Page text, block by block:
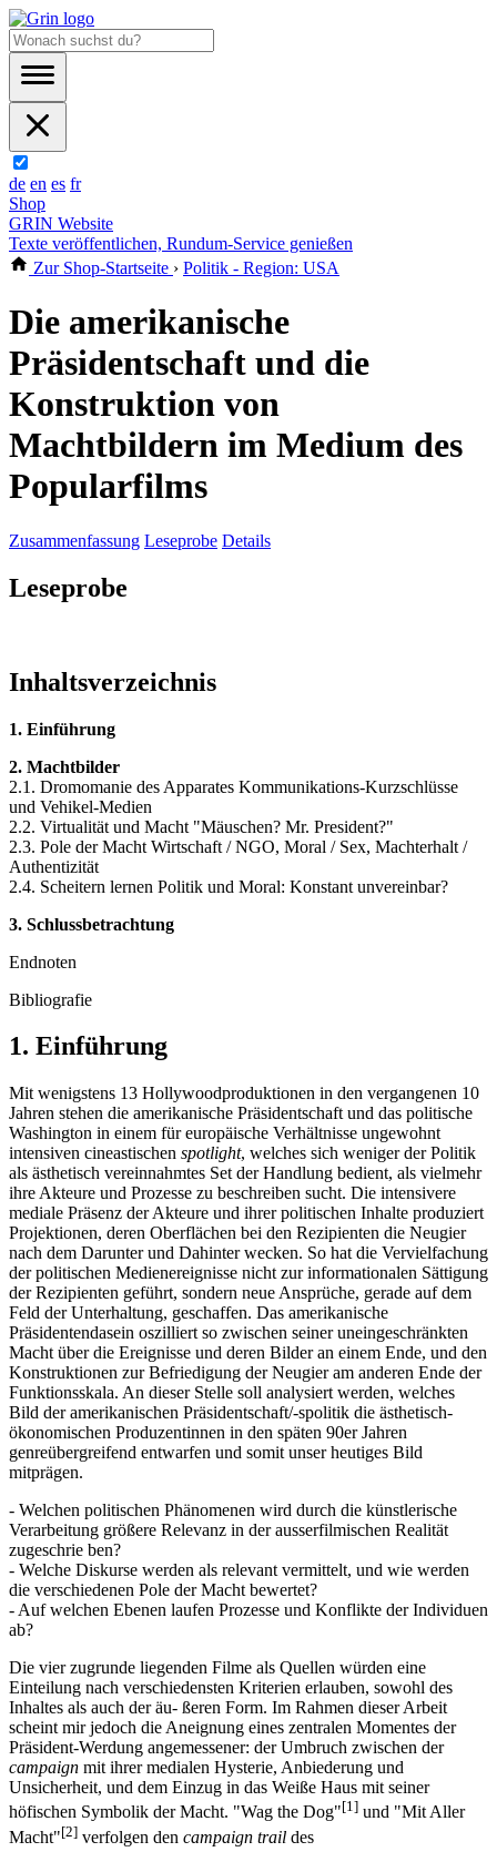
de en es fr
Shop
GRIN Website
Texte veröffentlichen, Rundum-Service genießen
Zur Shop-Startseite › Politik - Region: USA
Die amerikanische
Präsidentschaft und die
Konstruktion von
Machtbildern im Medium des
Popularfilms
Zusammenfassung Leseprobe Details
Leseprobe
Inhaltsverzeichnis
1. Einführung
2. Machtbilder
2.1. Dromomanie des Apparates Kommunikations-Kurzschlüsse
und Vehikel-Medien
2.2. Virtualität und Macht "Mäuschen? Mr. President?"
2.3. Pole der Macht Wirtschaft / NGO, Moral / Sex, Machterhalt /
Authentizität
2.4. Scheitern lernen Politik und Moral: Konstant unvereinbar?
3. Schlussbetrachtung
Endnoten
Bibliografie
1. Einführung
Mit wenigstens 13 Hollywoodproduktionen in den vergangenen 10
Jahren stehen die amerikanische Präsidentschaft und das politische
Washington in einem für europäische Verhältnisse ungewohnt
intensiven cineastischen spotlight, welches sich weniger der Politik
als ästhetisch vereinnahmtes Set der Handlung bedient, als vielmehr
ihre Akteure und Prozesse zu beschreiben sucht. Die intensivere
mediale Präsenz der Akteure und ihrer politischen Inhalte produziert
Projektionen, deren Oberflächen bei den Rezipienten die Neugier
nach dem Darunter und Dahinter wecken. So hat die Vervielfachung
der politischen Medienereignisse nicht zur informationalen Sättigung
der Rezipienten geführt, sondern neue Ansprüche, gerade auf dem
Feld der Unterhaltung, geschaffen. Das amerikanische
Präsidentendasein oszilliert so zwischen seiner uneingeschränkten
Macht über die Ereignisse und deren Bilder an einem Ende, und den
Konstruktionen zur Befriedigung der Neugier am anderen Ende der
Funktionsskala. An dieser Stelle soll analysiert werden, welches
Bild der amerikanischen Präsidentschaft/-spolitik die ästhetisch-
ökonomischen Produzentinnen in den späten 90er Jahren
genreübergreifend entwarfen und somit unser heutiges Bild
mitprägen.
- Welchen politischen Phänomenen wird durch die künstlerische
Verarbeitung größere Relevanz in der ausserfilmischen Realität
zugeschrie ben?
- Welche Diskurse werden als relevant vermittelt, und wie werden
die verschiedenen Pole der Macht bewertet?
- Auf welchen Ebenen laufen Prozesse und Konflikte der Individuen
ab?
Die vier zugrunde liegenden Filme als Quellen würden eine
Einteilung nach verschiedensten Kriterien erlauben, sowohl des
Inhaltes als auch der äu- ßeren Form. Im Rahmen dieser Arbeit
scheint mir jedoch die Aneignung eines zentralen Momentes der
Präsident-Werdung angemessener: der Umbruch zwischen der
campaign mit ihrer medialen Hysterie, Anbiederung und
Unsicherheit, und dem Einzug in das Weiße Haus mit seiner
höfischen Symbolik der Macht. "Wag the Dog"[1] und "Mit Aller
Macht"[2] verfolgen den campaign trail des